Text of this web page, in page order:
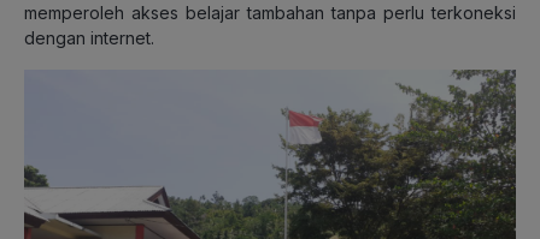
memperoleh akses belajar tambahan tanpa perlu terkoneksi
dengan internet.